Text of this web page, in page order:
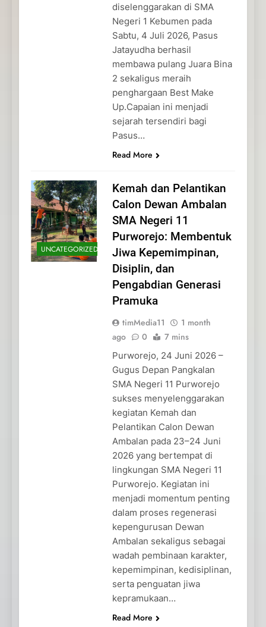
diselenggarakan di SMA
Negeri 1 Kebumen pada
Sabtu, 4 Juli 2026, Pasus
Jatayudha berhasil
membawa pulang Juara Bina
2 sekaligus meraih
penghargaan Best Make
Up.Capaian ini menjadi
sejarah tersendiri bagi
Pasus…
Read More
UNCATEGORIZED
Kemah dan Pelantikan
Calon Dewan Ambalan
SMA Negeri 11
Purworejo: Membentuk
Jiwa Kepemimpinan,
Disiplin, dan
Pengabdian Generasi
Pramuka
timMedia11
1 month
ago
0 7 mins
Purworejo, 24 Juni 2026 –
Gugus Depan Pangkalan
SMA Negeri 11 Purworejo
sukses menyelenggarakan
kegiatan Kemah dan
Pelantikan Calon Dewan
Ambalan pada 23–24 Juni
2026 yang bertempat di
lingkungan SMA Negeri 11
Purworejo. Kegiatan ini
menjadi momentum penting
dalam proses regenerasi
kepengurusan Dewan
Ambalan sekaligus sebagai
wadah pembinaan karakter,
kepemimpinan, kedisiplinan,
serta penguatan jiwa
kepramukaan…
Read More